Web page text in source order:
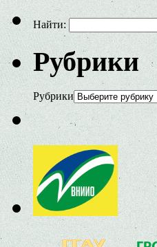
Найти:
Рубрики
Рубрики